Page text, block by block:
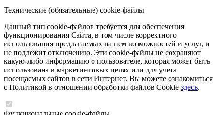
Технические (обязательные) cookie-файлы
Данный тип cookie-файлов требуется для обеспечения
функционирования Сайта, в том числе корректного
использования предлагаемых на нем возможностей и услуг, и
не подлежит отключению. Эти cookie-файлы не сохраняют
какую-либо информацию о пользователе, которая может быть
использована в маркетинговых целях или для учета
посещаемых сайтов в сети Интернет. Вы можете ознакомиться
с Политикой в отношении обработки файлов Cookie здесь.
Функциональные cookie-файлы